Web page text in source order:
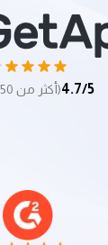
4.7/5(أكثر من 150 تقييم)